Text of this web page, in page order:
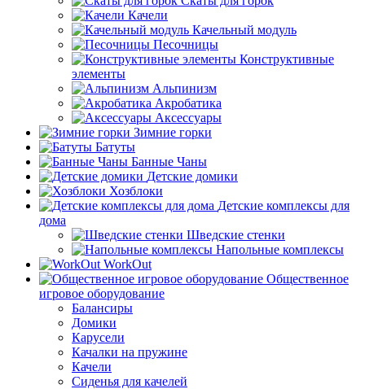
Качели
Качельный модуль
Песочницы
Конструктивные
элементы
Альпинизм
Акробатика
Аксессуары
Зимние горки
Батуты
Банные Чаны
Детские домики
Хозблоки
Детские комплексы для
дома
Шведские стенки
Напольные комплексы
WorkOut
Общественное
игровое оборудование
Балансиры
Домики
Карусели
Качалки на пружине
Качели
Сиденья для качелей